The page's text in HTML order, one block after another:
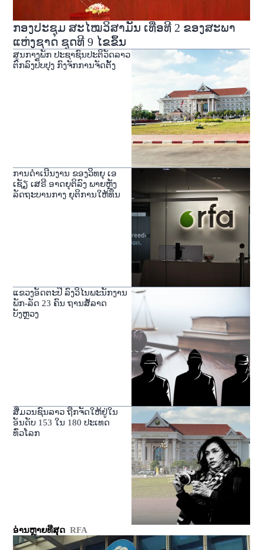
ກອງປະຊຸມ ສະໄໝວິສາມັນ ເທື່ອທີ 2 ຂອງສະພາ
ແຫ່ງຊາດ ຊຸດທີ 9 ໄຂຂຶ້ນ
ສູນກາງພັກ ປະຊາຊົນປະຕິວັດລາວ
ຕົກລົງປັບປຸງ ກົງຈັກການຈັດຕັ້ງ
ການດໍາເນີນງານ ຂອງວິທຍຸ ເອ
ເຊັຽ ເສຣີ ອາດຍຸຕິລົງ ພາຍຫຼັງ
ລັດຖະບານກາງ ຍຸຕິການໃຫ້ທຶນ
ແຂວງອັດຕະປື ລົງວິໄນພະນັກງານ
ພັກ-ລັດ 23 ຄົນ ຖານສໍ້ລາດ
ບັງຫຼວງ
ສື່ມວນຊົນລາວ ຖືກຈັດໃຫ້ຢູ່ໃນ
ອັນດັບ 153 ໃນ 180 ປະເທດ
ທົ່ວໂລກ
ອ່ານຫຼາຍທີ່ສຸດ RFA